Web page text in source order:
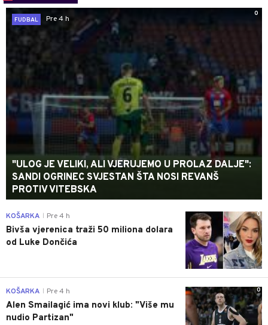
0
FUDBAL
Pre 4 h
"ULOG JE VELIKI, ALI VJERUJEMO U PROLAZ DALJE":
SANDI OGRINEC SVJESTAN ŠTA NOSI REVANŠ
PROTIV VITEBSKA
0
KOŠARKA Pre 4 h
Bivša vjerenica traži 50 miliona dolara
od Luke Dončića
0
KOŠARKA Pre 4 h
Alen Smailagić ima novi klub: "Više mu
nudio Partizan"